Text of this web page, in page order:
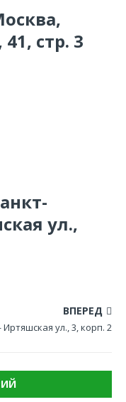
стр. 3
ул.,
ВПЕРЕД
ул., 3, корп. 2